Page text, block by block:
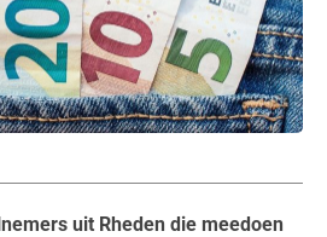
uit Rheden die meedoen